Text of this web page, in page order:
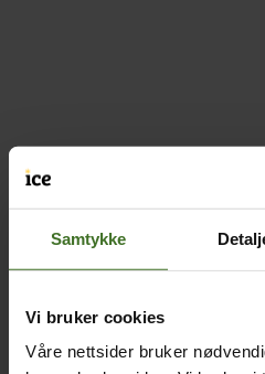
Samtykke
Vi bruker cookies
Våre nettsider bruker